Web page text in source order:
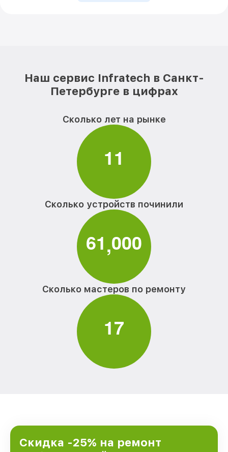
Наш сервис Infratech в Санкт-
Петербурге в цифрах
Сколько лет на рынке
11
Сколько устройств починили
61,000
Сколько мастеров по ремонту
17
Скидка -25% на ремонт